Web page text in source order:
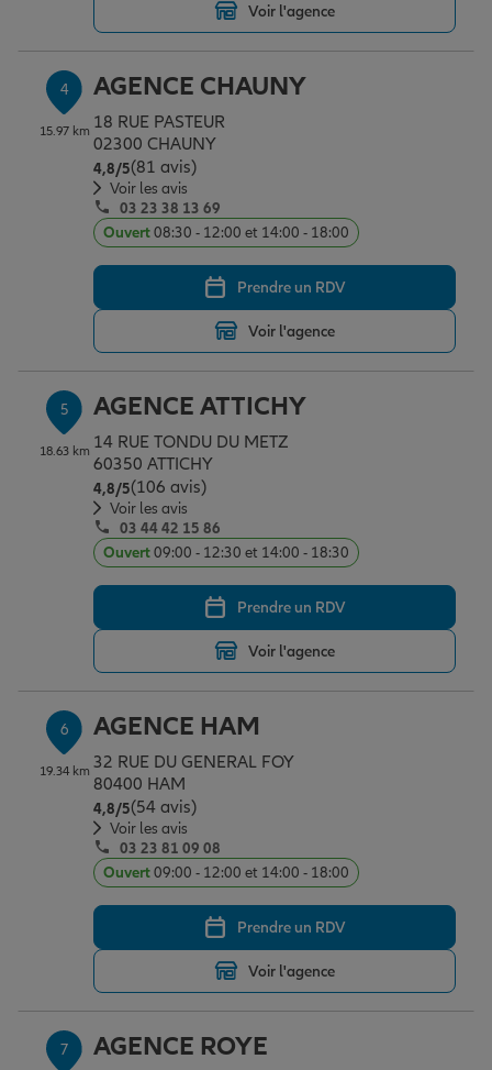
Tous nos devis d'assurance
Voir l'agence
4
15.97 km
AGENCE CHAUNY
18 RUE PASTEUR
02300 CHAUNY
4,8/5Note de 4.8 sur 5
(81 avis)
Voir les avis
03 23 38 13 69
Ouvert08:30 - 12:00 et 14:00 - 18:00
Prendre un RDV
Voir l'agence
5
18.63 km
AGENCE ATTICHY
14 RUE TONDU DU METZ
60350 ATTICHY
4,8/5Note de 4.8 sur 5
(106 avis)
Voir les avis
03 44 42 15 86
Ouvert09:00 - 12:30 et 14:00 - 18:30
Prendre un RDV
Voir l'agence
6
19.34 km
AGENCE HAM
32 RUE DU GENERAL FOY
80400 HAM
4,8/5Note de 4.8 sur 5
(54 avis)
Voir les avis
03 23 81 09 08
Ouvert09:00 - 12:00 et 14:00 - 18:00
Prendre un RDV
Voir l'agence
7 AGENCE ROYE